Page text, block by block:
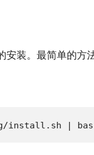
装。最简单的方